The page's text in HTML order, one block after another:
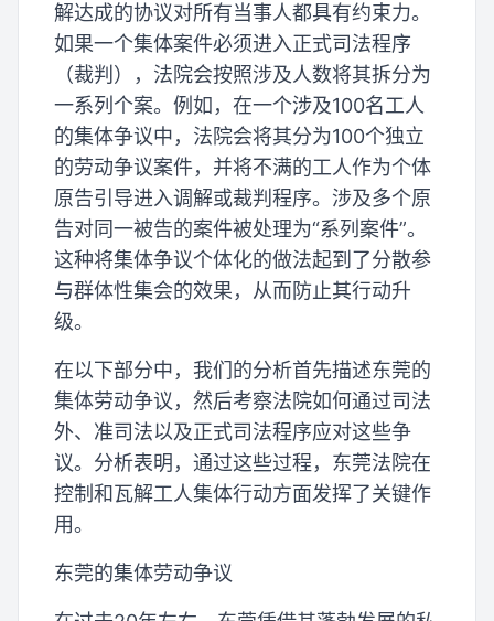
解达成的协议对所有当事人都具有约束力。
如果一个集体案件必须进入正式司法程序
（裁判），法院会按照涉及人数将其拆分为
一系列个案。例如，在一个涉及100名工人
的集体争议中，法院会将其分为100个独立
的劳动争议案件，并将不满的工人作为个体
原告引导进入调解或裁判程序。涉及多个原
告对同一被告的案件被处理为“系列案件”。
这种将集体争议个体化的做法起到了分散参
与群体性集会的效果，从而防止其行动升
级。
在以下部分中，我们的分析首先描述东莞的
集体劳动争议，然后考察法院如何通过司法
外、准司法以及正式司法程序应对这些争
议。分析表明，通过这些过程，东莞法院在
控制和瓦解工人集体行动方面发挥了关键作
用。
东莞的集体劳动争议